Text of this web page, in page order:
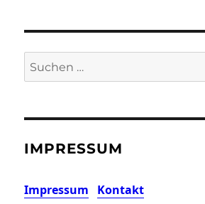
Suchen
nach:
IMPRESSUM
Impressum Kontakt